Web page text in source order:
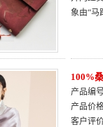
象由“马
100%
产品编
产品价
客户评